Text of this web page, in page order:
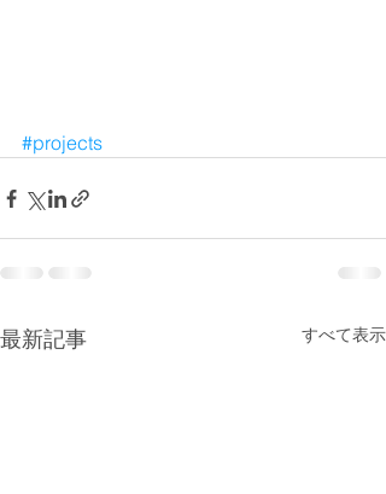
#projects
最新記事 すべて表示